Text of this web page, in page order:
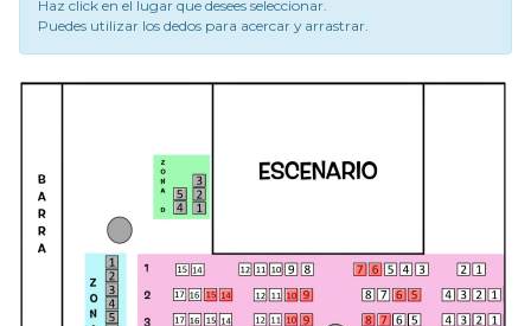
Haz click en el lugar que desees seleccionar.
Puedes utilizar los dedos para acercar y arrastrar.